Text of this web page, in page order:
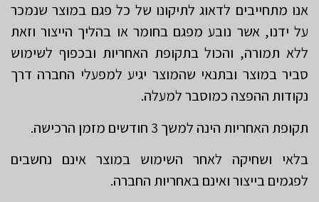
אנו מתחייבים לדאוג לתיקונו של כל פגם במוצר שנמכר
על ידנו, אשר נובע מפגם בחומר או בהליך הייצור וזאת
ללא תמורה, והכול בתקופת האחריות ובכפוף לשימוש
סביר במוצר ובתנאי שהמוצר יגיע למפעלי החברה דרך
נקודות ההפצה כמוסבר למעלה.
תקופת האחריות הינה למשך 3 חודשים מזמן הרכישה.
בלאי ושחיקה לאחר השימוש במוצר אינם נחשבים
לפגמים בייצור ואינם באחריות החברה.